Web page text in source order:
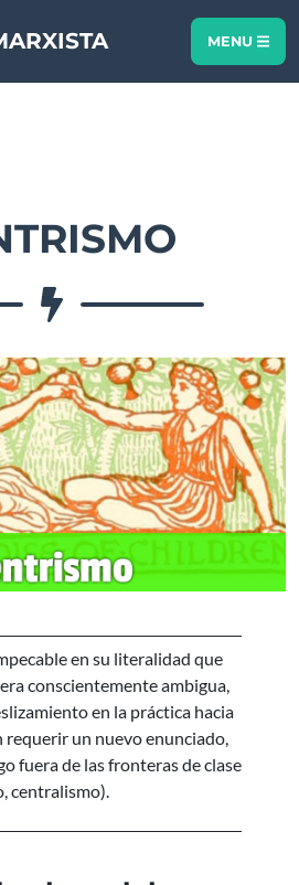
MENU
en su literalidad que
conscientemente ambigua,
en la práctica hacia
requerir un nuevo enunciado,
fuera de las fronteras de clase
centralismo).